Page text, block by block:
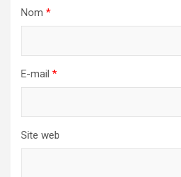
Nom *
E-mail *
Site web